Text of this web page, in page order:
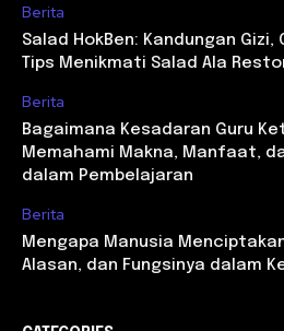
Berita
Salad HokBen: Kandungan
Tips Menikmati Salad Ala
Berita
Bagaimana Kesadaran Guru
Memahami Makna, Manfaat,
dalam Pembelajaran
Berita
Mengapa Manusia
Alasan, dan Fungsinya dalam